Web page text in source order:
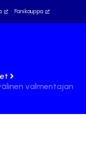
Fanikauppa
valmentajan